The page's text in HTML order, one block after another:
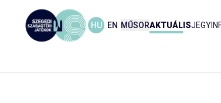
HU EN MŰSORAKTUÁLIS